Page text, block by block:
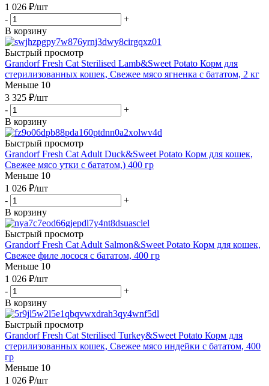
1 026 ₽/шт
-
+
В корзину
Быстрый просмотр
Grandorf Fresh Cat Sterilised Lamb&Sweet Potato Корм для
стерилизованных кошек, Свежее мясо ягненка с бататом, 2 кг
Меньше 10
3 325 ₽/шт
-
+
В корзину
Быстрый просмотр
Grandorf Fresh Cat Adult Duck&Sweet Potato Корм для кошек,
Свежее мясо утки с бататом,) 400 гр
Меньше 10
1 026 ₽/шт
-
+
В корзину
Быстрый просмотр
Grandorf Fresh Cat Adult Salmon&Sweet Potato Корм для кошек,
Свежее филе лосося с бататом, 400 гр
Меньше 10
1 026 ₽/шт
-
+
В корзину
Быстрый просмотр
Grandorf Fresh Cat Sterilised Turkey&Sweet Potato Корм для
стерилизованных кошек, Свежее мясо индейки с бататом, 400
гр
Меньше 10
1 026 ₽/шт